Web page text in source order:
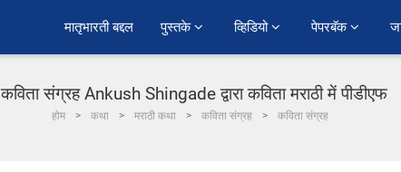
﻿मातृभारती बद्दल पुस्तके व्हिडियो पेपरबॅक
कविता संग्रह Ankush Shingade द्वारा कविता मराठी में पीडीएफ
होम कथा मराठी कथा कविता संग्रह कविता संग्रह